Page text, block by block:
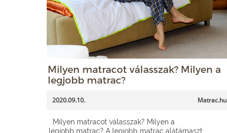
Milyen matracot válasszak? Milyen a
legjobb matrac?
2020.09.10. Matrac.hu
Milyen matracot válasszak? Milyen a
legjobb matrac? A legjobb matrac alátámaszt,